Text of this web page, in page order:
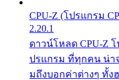
CPU-Z (โปรแกรม
2.20.1
ดาวน์โหลด CPU-Z
ปรแกรม ที่ทุกคน น่าจ
มถึงบอกค่าต่างๆ ทั้ง